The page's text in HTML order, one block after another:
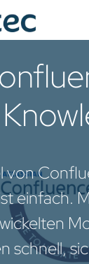
von
einfach.
schnell,